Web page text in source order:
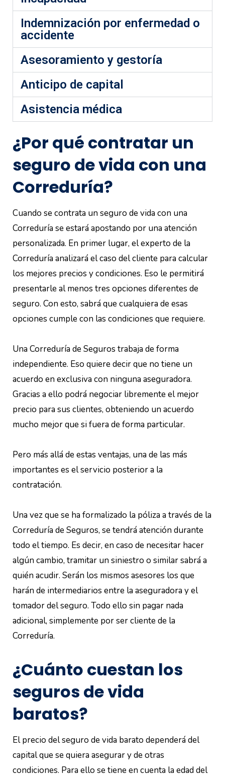
Indemnización por enfermedad o
accidente
Asesoramiento y gestoría
Anticipo de capital
Asistencia médica
¿Por qué contratar un
seguro de vida con una
Correduría?
Cuando se contrata un seguro de vida con una
Correduría se estará apostando por una atención
personalizada. En primer lugar, el experto de la
Correduría analizará el caso del cliente para calcular
los mejores precios y condiciones. Eso le permitirá
presentarle al menos tres opciones diferentes de
seguro. Con esto, sabrá que cualquiera de esas
opciones cumple con las condiciones que requiere.
Una Correduría de Seguros trabaja de forma
independiente. Eso quiere decir que no tiene un
acuerdo en exclusiva con ninguna aseguradora.
Gracias a ello podrá negociar libremente el mejor
precio para sus clientes, obteniendo un acuerdo
mucho mejor que si fuera de forma particular.
Pero más allá de estas ventajas, una de las más
importantes es el servicio posterior a la
contratación.
Una vez que se ha formalizado la póliza a través de la
Correduría de Seguros, se tendrá atención durante
todo el tiempo. Es decir, en caso de necesitar hacer
algún cambio, tramitar un siniestro o similar sabrá a
quién acudir. Serán los mismos asesores los que
harán de intermediarios entre la aseguradora y el
tomador del seguro. Todo ello sin pagar nada
adicional, simplemente por ser cliente de la
Correduría.
¿Cuánto cuestan los
seguros de vida
baratos?
El precio del seguro de vida barato dependerá del
capital que se quiera asegurar y de otras
condiciones. Para ello se tiene en cuenta la edad del